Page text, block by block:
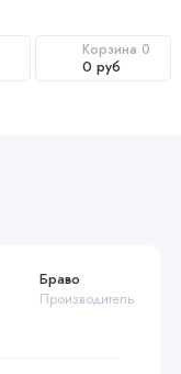
Корзина 0
0 руб
Браво
Производитель